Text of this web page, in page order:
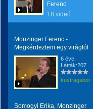
Ferenc
18 videó
Monzinger Ferenc -
Megkérdeztem egy virágtól
6 éve
Látták:207
kustragabor
Somogyi Erika, Monzinger